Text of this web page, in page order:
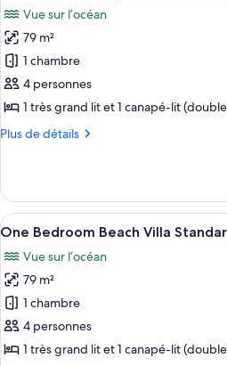
les
photos
pour
ce
type
chambre :
Bayside
Villa
Standard
Vue sur l’océan
79 m²
1 chambre
4 personnes
1 très grand lit et 1 canapé-lit
Plus de détails
Plus
le
type
de
One
Bedroom
Bayside
Villa
Standard
Afficher
toutes
les
photos
pour
ce
type
5
One Bedroom Beach Villa
Vue sur l’océan
79 m²
1 chambre
4 personnes
1 très grand lit et 1 canapé-lit